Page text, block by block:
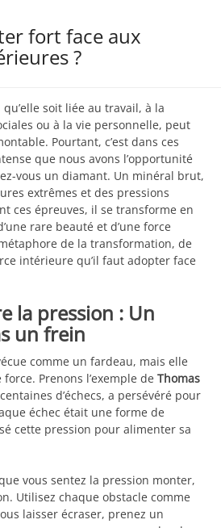
fort face aux
?
soit liée au travail, à la
ou à la vie personnelle, peut
Pourtant, c’est dans ces
que nous avons l’opportunité
vous un diamant. Un minéral brut,
extrêmes et des pressions
ces épreuves, il se transforme en
rare beauté et d’une force
de la transformation, de
intérieure qu’il faut adopter face
la pression : Un
un frein
comme un fardeau, mais elle
Prenons l’exemple de Thomas
d’échecs, a persévéré pour
échec était une forme de
cette pression pour alimenter sa
vous sentez la pression monter,
Utilisez chaque obstacle comme
laisser écraser, prenez un